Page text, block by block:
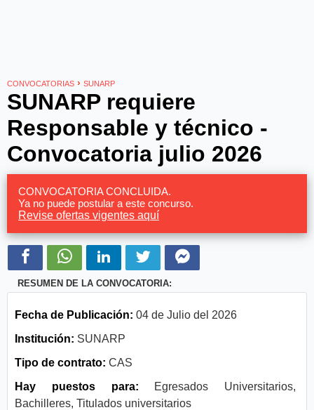
CONVOCATORIAS › SUNARP
SUNARP requiere
Responsable y técnico -
Convocatoria julio 2026
CONVOCATORIA CONCLUIDA.
Ya no puede postular a este concurso.
Revise ofertas vigentes aquí
RESUMEN DE LA CONVOCATORIA:
Fecha de Publicación: 04 de Julio del 2026
Institución: SUNARP
Tipo de contrato: CAS
Hay puestos para:
Egresados Universitarios,
Bachilleres, Titulados universitarios